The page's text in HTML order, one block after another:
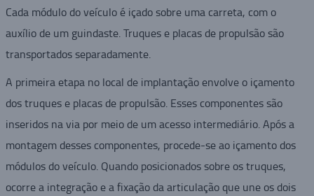
Cada módulo do veículo é içado sobre uma carreta, com o
auxílio de um guindaste. Truques e placas de propulsão são
transportados separadamente.
A primeira etapa no local de implantação envolve o içamento
dos truques e placas de propulsão. Esses componentes são
inseridos na via por meio de um acesso intermediário. Após a
montagem desses componentes, procede-se ao içamento dos
módulos do veículo. Quando posicionados sobre os truques,
ocorre a integração e a fixação da articulação que une os dois